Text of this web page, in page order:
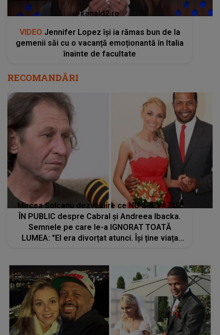
kanald2.ro
VIDEO Jennifer Lopez își ia rămas bun de la
gemenii săi cu o vacanță emoționantă în Italia
înainte de facultate
RECOMANDĂRI
Mircea Solcanu dezvăluire ce NU S-A VĂZUT
ÎN PUBLIC despre Cabral și Andreea Ibacka.
Semnele pe care le-a IGNORAT TOATĂ
LUMEA: "El era divorțat atunci. Își ține viața